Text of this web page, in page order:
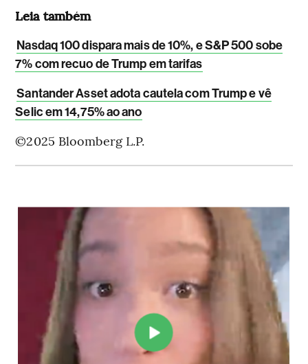
Leia também
Nasdaq 100 dispara mais de 10%, e S&P 500 sobe
7% com recuo de Trump em tarifas
Santander Asset adota cautela com Trump e vê
Selic em 14,75% ao ano
©2025 Bloomberg L.P.